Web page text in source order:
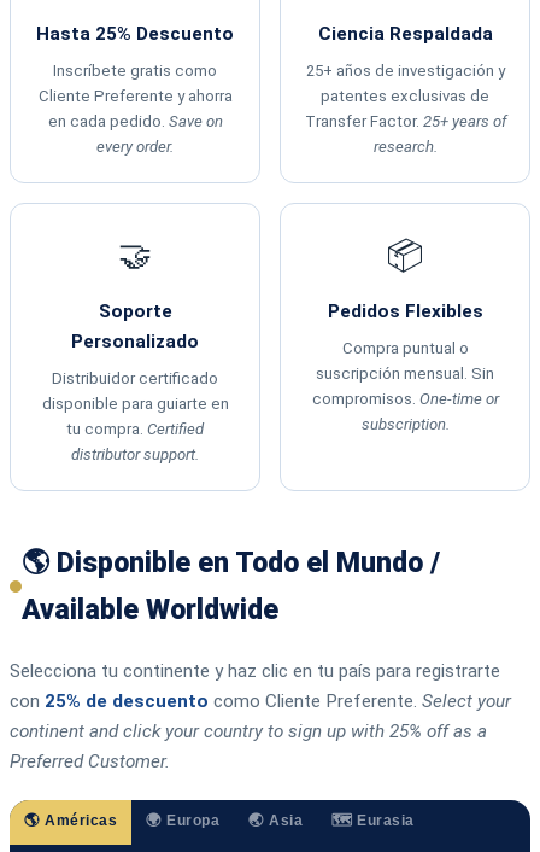
Hasta 25% Descuento
Inscríbete gratis como
Cliente Preferente y ahorra
en cada pedido. Save on
every order.
Ciencia Respaldada
25+ años de investigación y
patentes exclusivas de
Transfer Factor. 25+ years of
research.
🤝
Soporte
Personalizado
Distribuidor certificado
disponible para guiarte en
tu compra. Certified
distributor support.
📦
Pedidos Flexibles
Compra puntual o
suscripción mensual. Sin
compromisos. One-time or
subscription.
🌎 Disponible en Todo el Mundo /
Available Worldwide
Selecciona tu continente y haz clic en tu país para registrarte
con 25% de descuento como Cliente Preferente. Select your
continent and click your country to sign up with 25% off as a
Preferred Customer.
🌎 Américas 🌍 Europa 🌏 Asia 🗺️ Eurasia